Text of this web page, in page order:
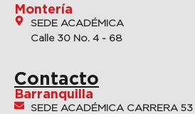
Montería
SEDE ACADÉMICA
Calle 30 No. 4 - 68
Contacto
Barranquilla
SEDE ACADÉMICA CARRERA 53